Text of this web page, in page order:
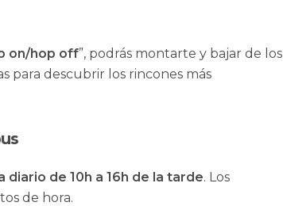
on/hop off”, podrás montarte y bajar de los
para descubrir los rincones más
diario de 10h a 16h de la tarde. Los
de hora.